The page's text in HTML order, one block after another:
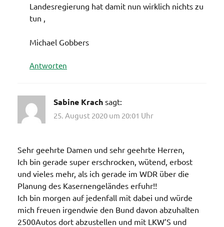
Landesregierung hat damit nun wirklich nichts zu
tun ,
Michael Gobbers
Antworten
Sabine Krach sagt:
25. August 2020 um 20:01 Uhr
Sehr geehrte Damen und sehr geehrte Herren,
Ich bin gerade super erschrocken, wütend, erbost
und vieles mehr, als ich gerade im WDR über die
Planung des Kasernengeländes erfuhr!!
Ich bin morgen auf jedenfall mit dabei und würde
mich freuen irgendwie den Bund davon abzuhalten
2500Autos dort abzustellen und mit LKW’S und